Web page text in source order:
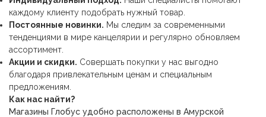
каждому клиенту подобрать нужный товар.
Постоянные новинки. Мы следим за современными
тенденциями в мире канцелярии и регулярно обновляем
ассортимент.
Акции и скидки. Совершать покупки у нас выгодно
благодаря привлекательным ценам и специальным
предложениям.
Как нас найти?
Магазины Глобус удобно расположены в Амурской